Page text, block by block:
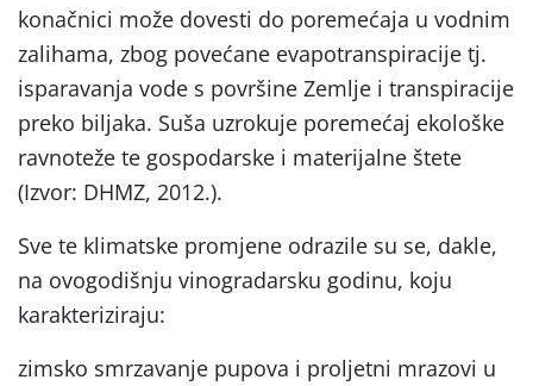
konačnici može dovesti do poremećaja u vodnim
zalihama, zbog povećane evapotranspiracije tj.
isparavanja vode s površine Zemlje i transpiracije
preko biljaka. Suša uzrokuje poremećaj ekološke
ravnoteže te gospodarske i materijalne štete
(Izvor: DHMZ, 2012.).
Sve te klimatske promjene odrazile su se, dakle,
na ovogodišnju vinogradarsku godinu, koju
karakteriziraju:
zimsko smrzavanje pupova i proljetni mrazovi u